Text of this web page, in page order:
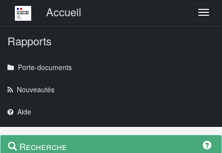
Menu principalAccueil
Rapports
Porte-documents
Nouveautés
Aide
Navigation
Menu
contextuel
Recherche